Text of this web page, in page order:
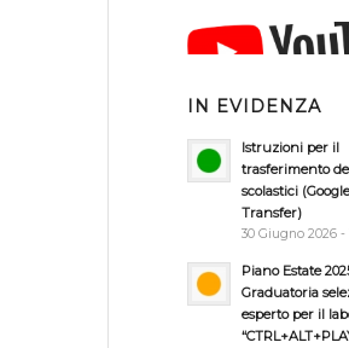
IN EVIDENZA
Istruzioni per il
trasferimento
scolastici
Transfer)
30 Giugno 2026 -
Piano Estate
Graduatoria
esperto per il